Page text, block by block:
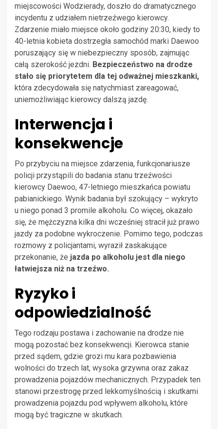
miejscowości Wodzierady, doszło do dramatycznego
incydentu z udziałem nietrzeźwego kierowcy.
Zdarzenie miało miejsce około godziny 20:30, kiedy to
40-letnia kobieta dostrzegła samochód marki Daewoo
poruszający się w niebezpieczny sposób, zajmując
całą szerokość jezdni. Bezpieczeństwo na drodze
stało się priorytetem dla tej odważnej mieszkanki,
która zdecydowała się natychmiast zareagować,
uniemożliwiając kierowcy dalszą jazdę.
Interwencja i
konsekwencje
Po przybyciu na miejsce zdarzenia, funkcjonariusze
policji przystąpili do badania stanu trzeźwości
kierowcy Daewoo, 47-letniego mieszkańca powiatu
pabianickiego. Wynik badania był szokujący – wykryto
u niego ponad 3 promile alkoholu. Co więcej, okazało
się, że mężczyzna kilka dni wcześniej stracił już prawo
jazdy za podobne wykroczenie. Pomimo tego, podczas
rozmowy z policjantami, wyraził zaskakujące
przekonanie, że jazda po alkoholu jest dla niego
łatwiejsza niż na trzeźwo.
Ryzyko i
odpowiedzialność
Tego rodzaju postawa i zachowanie na drodze nie
mogą pozostać bez konsekwencji. Kierowca stanie
przed sądem, gdzie grozi mu kara pozbawienia
wolności do trzech lat, wysoka grzywna oraz zakaz
prowadzenia pojazdów mechanicznych. Przypadek ten
stanowi przestrogę przed lekkomyślnością i skutkami
prowadzenia pojazdu pod wpływem alkoholu, które
mogą być tragiczne w skutkach.